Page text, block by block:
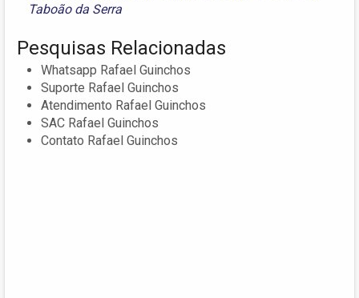
Taboão da Serra
Pesquisas Relacionadas
Whatsapp Rafael Guinchos
Suporte Rafael Guinchos
Atendimento Rafael Guinchos
SAC Rafael Guinchos
Contato Rafael Guinchos